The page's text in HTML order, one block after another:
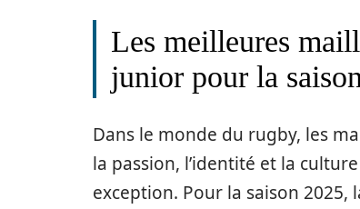
Les meilleures
junior pour la
Dans le monde du rugby, les
la passion, l’identité et la
exception. Pour la saison